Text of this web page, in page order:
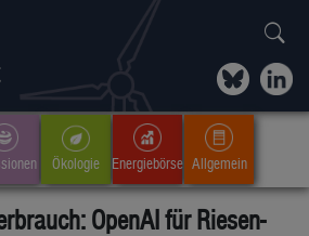
Ökologie Energiebörse Allgemein
OpenAI für Riesen-